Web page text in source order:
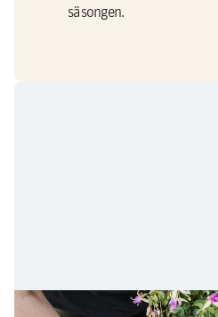
säsongen.